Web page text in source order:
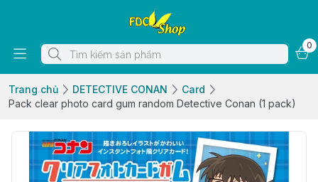
0
Trang chủ DETECTIVE CONAN
Card
Pack clear photo card gum random Detective Conan (1 pack)